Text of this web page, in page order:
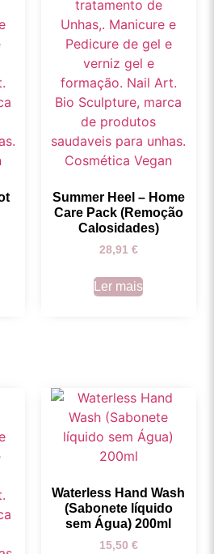
Summer Heel – Home
Care Pack (Remoção
Calosidades)
28,91 €
Ler mais
Waterless Hand Wash
(Sabonete líquido
sem Água) 200ml
15,50 €